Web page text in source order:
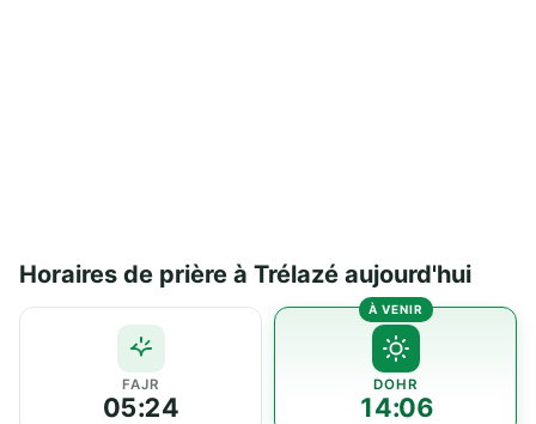
Horaires de prière à Trélazé aujourd'hui
FAJR
05:24
DOHR
14:06